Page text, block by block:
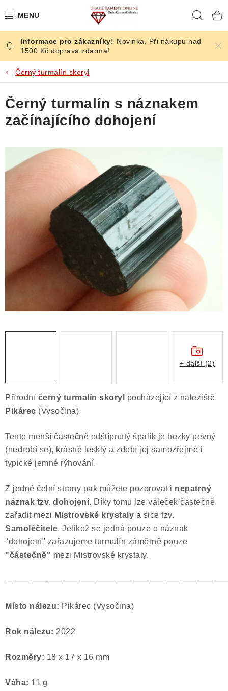
na
ČESKÉ KAMENY
ŠPERKY
KAMENY ZE SVĚTA
BROUŠENÉ
SLEVY
ÚČINKY
NALEZIŠTĚ
Ochrana osobních údajů
Formulář pro uplatnění reklamace
Formulář pro odstoupení od smlouvy
Novinka. Při nákupu nad
1500 Kč doprava zdarma!
Černý turmalín skoryl
Přírodní černý turmalín skoryl
pocházející z naleziště
Pikárec (Vysočina).
Tento menší částečně odštípnutý špalík je hezky pevný
(nedrobí se), krásně lesklý a zdobí jej samozřejmě i
typické jemné rýhování.
Z jedné čelní strany pak můžete pozorovat i nepatrný
náznak tzv. dohojení. Díky tomu lze váleček částečně
zařadit mezi Mistrovské krystaly a sice tzv.
Samoléčitele. Jelikož se jedná pouze o náznak
"dohojení" zařazujeme turmalín záměrně pouze
"částečně" mezi Mistrovské krystaly.
Místo nálezu: Pikárec (Vysočina)
Rok nálezu: 2022
Rozměry: 18 x 17 x 16 mm
Váha: 11 g
Černý turmalín s náznakem
začínajícího dohojení
+ další (2)